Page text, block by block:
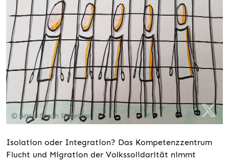
© Anne-Sarah Shiferaw
Isolation oder Integration? Das Kompetenzzentrum
Flucht und Migration der Volkssolidarität nimmt